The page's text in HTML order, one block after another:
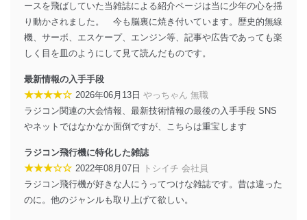
当社は、個人情報の正確性及び安全性を確保するため
に、下記セキュリティ対策をはじめとする安全対策を実
施し、個人情報の漏えい、滅失またはき損の防止及び是
正に努めます。
アクセス制御
個人データを取り扱うことのできる機器及び当該
機器を取り扱う従業者を明確化し、 個人データへ
の不要なアクセスを防止しています。
機器に標準装備されているユーザー制御機能（ユ
ーザーアカウント制御）により、個人情報データ
ベース等を取り扱う情報システムを使用する従業
者を識別・認証しています。
ースを飛ばしていた当雑誌による紹介ページは当に少年の心を揺
り動かされました。 今も脳裏に焼き付いています。歴史的無線
機、サーボ、エスケープ、エンジン等、記事や広告であっても楽
しく目を皿のようにして見て読んだものです。
最新情報の入手手段
★★★★☆ 2026年06月13日 やっちゃん 無職
ラジコン関連の大会情報、最新技術情報の最後の入手手段 SNS
やネットではなかなか面倒ですが、こちらは重宝します
ラジコン飛行機に特化した雑誌
★★★☆☆ 2022年08月07日
トシイチ 会社員
ラジコン飛行機が好きな人にうってつけな雑誌です。昔は違った
のに。他のジャンルも取り上げて欲しい。